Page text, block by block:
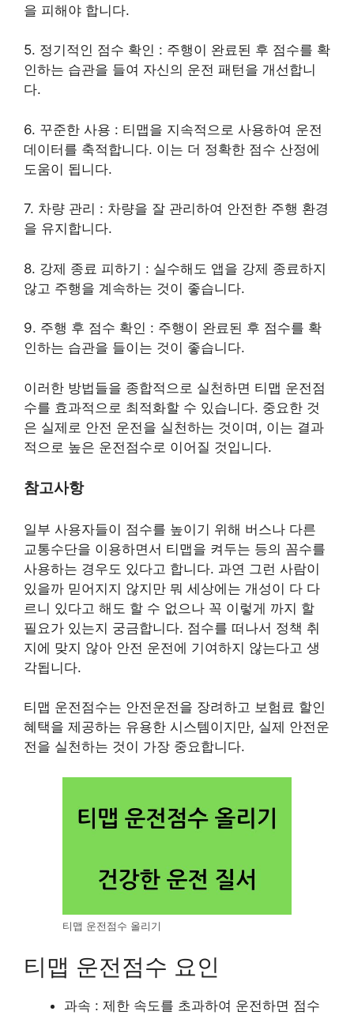
을 피해야 합니다.
5. 정기적인 점수 확인 : 주행이 완료된 후 점수를 확
인하는 습관을 들여 자신의 운전 패턴을 개선합니
다.
6. 꾸준한 사용 : 티맵을 지속적으로 사용하여 운전
데이터를 축적합니다. 이는 더 정확한 점수 산정에
도움이 됩니다.
7. 차량 관리 : 차량을 잘 관리하여 안전한 주행 환경
을 유지합니다.
8. 강제 종료 피하기 : 실수해도 앱을 강제 종료하지
않고 주행을 계속하는 것이 좋습니다.
9. 주행 후 점수 확인 : 주행이 완료된 후 점수를 확
인하는 습관을 들이는 것이 좋습니다.
이러한 방법들을 종합적으로 실천하면 티맵 운전점
수를 효과적으로 최적화할 수 있습니다. 중요한 것
은 실제로 안전 운전을 실천하는 것이며, 이는 결과
적으로 높은 운전점수로 이어질 것입니다.
참고사항
일부 사용자들이 점수를 높이기 위해 버스나 다른
교통수단을 이용하면서 티맵을 켜두는 등의 꼼수를
사용하는 경우도 있다고 합니다. 과연 그런 사람이
있을까 믿어지지 않지만 뭐 세상에는 개성이 다 다
르니 있다고 해도 할 수 없으나 꼭 이렇게 까지 할
필요가 있는지 궁금합니다. 점수를 떠나서 정책 취
지에 맞지 않아 안전 운전에 기여하지 않는다고 생
각됩니다.
티맵 운전점수는 안전운전을 장려하고 보험료 할인
혜택을 제공하는 유용한 시스템이지만, 실제 안전운
전을 실천하는 것이 가장 중요합니다.
티맵 운전점수 올리기
티맵 운전점수 요인
과속 : 제한 속도를 초과하여 운전하면 점수